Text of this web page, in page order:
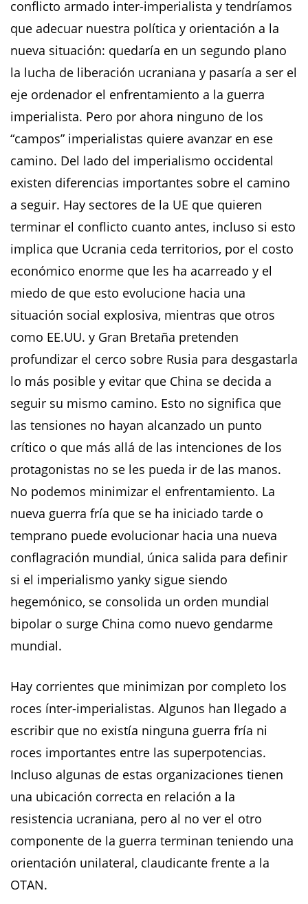
conflicto armado inter-imperialista y tendríamos
que adecuar nuestra política y orientación a la
nueva situación: quedaría en un segundo plano
la lucha de liberación ucraniana y pasaría a ser el
eje ordenador el enfrentamiento a la guerra
imperialista. Pero por ahora ninguno de los
“campos” imperialistas quiere avanzar en ese
camino. Del lado del imperialismo occidental
existen diferencias importantes sobre el camino
a seguir. Hay sectores de la UE que quieren
terminar el conflicto cuanto antes, incluso si esto
implica que Ucrania ceda territorios, por el costo
económico enorme que les ha acarreado y el
miedo de que esto evolucione hacia una
situación social explosiva, mientras que otros
como EE.UU. y Gran Bretaña pretenden
profundizar el cerco sobre Rusia para desgastarla
lo más posible y evitar que China se decida a
seguir su mismo camino. Esto no significa que
las tensiones no hayan alcanzado un punto
crítico o que más allá de las intenciones de los
protagonistas no se les pueda ir de las manos.
No podemos minimizar el enfrentamiento. La
nueva guerra fría que se ha iniciado tarde o
temprano puede evolucionar hacia una nueva
conflagración mundial, única salida para definir
si el imperialismo yanky sigue siendo
hegemónico, se consolida un orden mundial
bipolar o surge China como nuevo gendarme
mundial.
Hay corrientes que minimizan por completo los
roces ínter-imperialistas. Algunos han llegado a
escribir que no existía ninguna guerra fría ni
roces importantes entre las superpotencias.
Incluso algunas de estas organizaciones tienen
una ubicación correcta en relación a la
resistencia ucraniana, pero al no ver el otro
componente de la guerra terminan teniendo una
orientación unilateral, claudicante frente a la
OTAN.